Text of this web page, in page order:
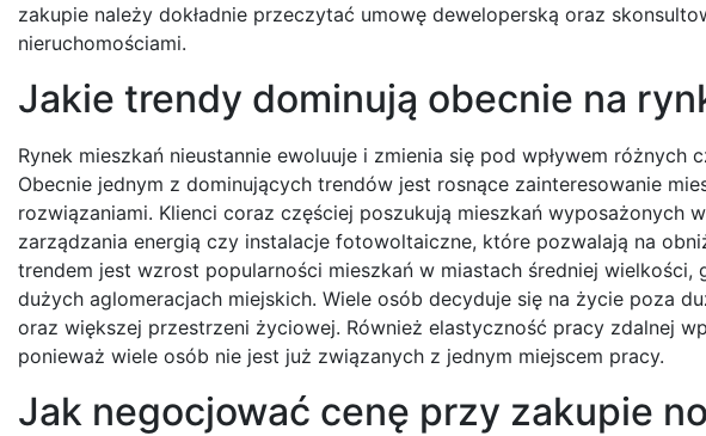
zakupie należy dokładnie przeczytać umowę deweloperską oraz
nieruchomościami.
Jakie trendy dominują obecnie na
Rynek mieszkań nieustannie ewoluuje i zmienia się pod wpływem różnych
Obecnie jednym z dominujących trendów jest rosnące zainteresowanie
rozwiązaniami. Klienci coraz częściej poszukują mieszkań wyposażonych
zarządzania energią czy instalacje fotowoltaiczne, które pozwalają na
trendem jest wzrost popularności mieszkań w miastach średniej
dużych aglomeracjach miejskich. Wiele osób decyduje się na życie poza
oraz większej przestrzeni życiowej. Również elastyczność pracy zdalnej
ponieważ wiele osób nie jest już związanych z jednym miejscem pracy.
Jak negocjować cenę przy zakupie